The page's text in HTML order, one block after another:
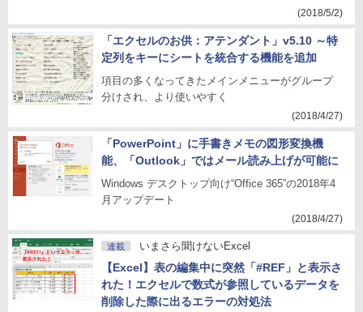
(2018/5/2)
「エクセルのお供：アテンダント」v5.10 ～特
定列をキーにシートを統合する機能を追加
項目の多くなってきたメインメニューがグループ
分けされ、より使いやすく
(2018/4/27)
「PowerPoint」に手書きメモの図形変換機
能、「Outlook」ではメール読み上げが可能に
Windows デスクトップ向け“Office 365”の2018年4
月アップデート
(2018/4/27)
連載 いまさら聞けないExcel
【Excel】表の編集中に突然「#REF」と表示さ
れた！エクセルで数式が参照しているデータを
削除した際に出るエラーの対処法